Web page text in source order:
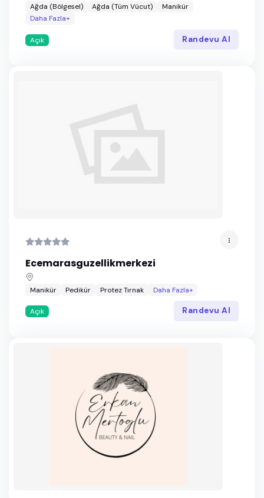
Ağda (Bölgesel) Ağda (Tüm Vücut)
Manikür
Daha Fazla+
Açık Randevu Al
Ecemarasguzellikmerkezi
Manikür Pedikür Protez Tırnak Daha Fazla+
Açık Randevu Al